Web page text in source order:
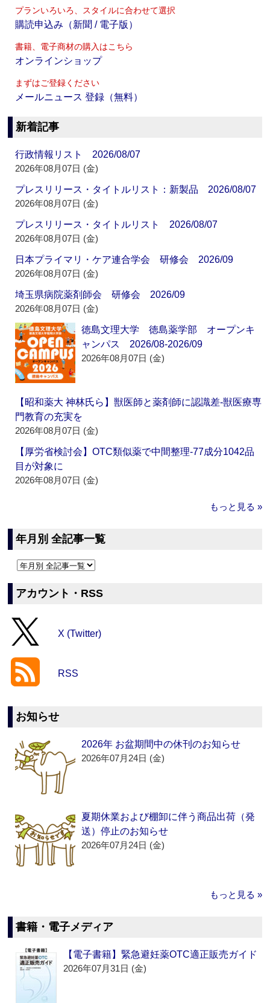
プランいろいろ、スタイルに合わせて選択
購読申込み（新聞 / 電子版）
書籍、電子商材の購入はこちら
オンラインショップ
まずはご登録ください
メールニュース 登録（無料）
新着記事
行政情報リスト 2026/08/07
2026年08月07日 (金)
プレスリリース・タイトルリスト：新製品 2026/08/07
2026年08月07日 (金)
プレスリリース・タイトルリスト 2026/08/07
2026年08月07日 (金)
日本プライマリ・ケア連合学会 研修会 2026/09
2026年08月07日 (金)
埼玉県病院薬剤師会 研修会 2026/09
2026年08月07日 (金)
徳島文理大学 徳島薬学部 オープンキ
ャンパス 2026/08-2026/09
2026年08月07日 (金)
【昭和薬大 神林氏ら】獣医師と薬剤師に認識差‐獣医療専
門教育の充実を
2026年08月07日 (金)
【厚労省検討会】OTC類似薬で中間整理‐77成分1042品
目が対象に
2026年08月07日 (金)
もっと見る »
年月別 全記事一覧
アカウント・RSS
X (Twitter)
RSS
お知らせ
2026年 お盆期間中の休刊のお知らせ
2026年07月24日 (金)
夏期休業および棚卸に伴う商品出荷（発
送）停止のお知らせ
2026年07月24日 (金)
もっと見る »
書籍・電子メディア
【電子書籍】緊急避妊薬OTC適正販売ガイド
2026年07月31日 (金)